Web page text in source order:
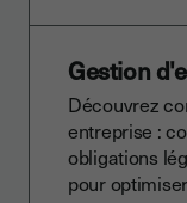
Gestion
Découvrez
entreprise :
obligations
pour